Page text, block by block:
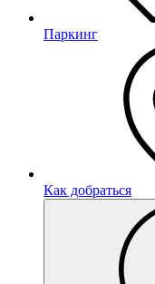
Паркинг
Как добраться